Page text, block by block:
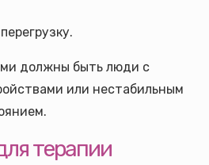
должны быть люди с
или нестабильным
терапии